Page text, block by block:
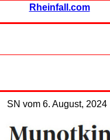
Rheinfall.com
SN vom 6. August, 2024